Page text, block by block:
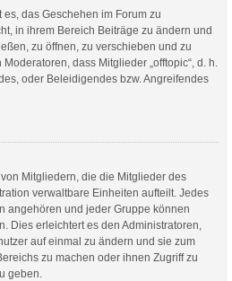
das Geschehen im Forum zu
in ihrem Bereich Beiträge zu ändern und
zu öffnen, zu verschieben und zu
dass Mitglieder „offtopic“, d. h.
oder Beleidigendes bzw. Angreifendes
Mitgliedern, die die Mitglieder des
verwaltbare Einheiten aufteilt. Jedes
angehören und jeder Gruppe können
Dies erleichtert es den Administratoren,
auf einmal zu ändern und sie zum
zu machen oder ihnen Zugriff zu
geben.